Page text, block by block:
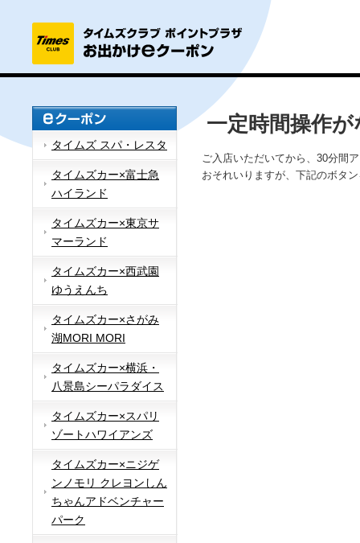
タイムズ スパ・レスタ
タイムズカー×富士急
ハイランド
タイムズカー×東京サ
マーランド
タイムズカー×西武園
ゆうえんち
タイムズカー×さがみ
湖MORI MORI
タイムズカー×横浜・
八景島シーパラダイス
タイムズカー×スパリ
ゾートハワイアンズ
タイムズカー×ニジゲ
ンノモリ クレヨンしん
ちゃんアドベンチャー
パーク
一定時間操作
ご入店いただいてから、30分間
おそれいりますが、下記のボタ